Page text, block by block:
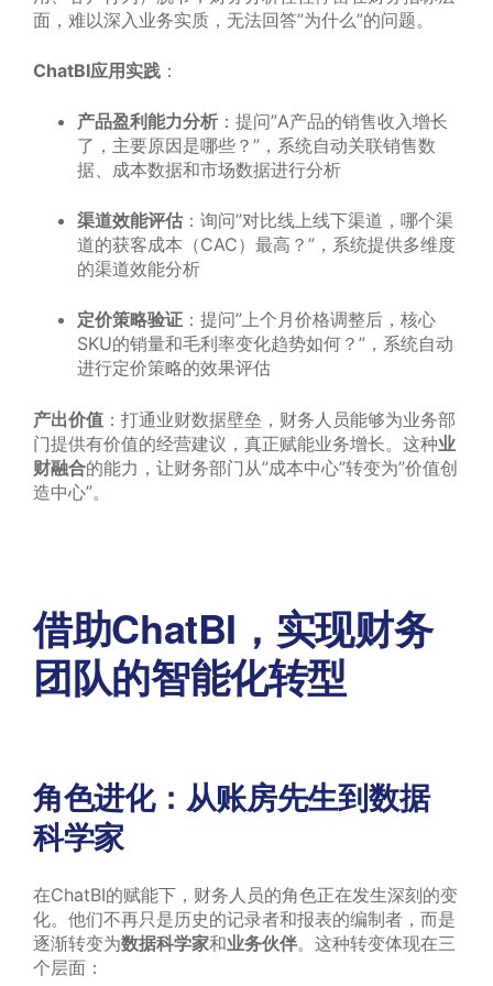
面，难以深入业务实质，无法回答”为什么”的问题。
ChatBI应用实践 ：
产品盈利能力分析 ：提问”A产品的销售收入增长
了，主要原因是哪些？”，系统自动关联销售数
据、成本数据和市场数据进行分析
渠道效能评估 ：询问”对比线上线下渠道，哪个渠
道的获客成本（CAC）最高？”，系统提供多维度
的渠道效能分析
定价策略验证 ：提问”上个月价格调整后，核心
SKU的销量和毛利率变化趋势如何？”，系统自动
进行定价策略的效果评估
产出价值 ：打通业财数据壁垒，财务人员能够为业务部
门提供有价值的经营建议，真正赋能业务增长。这种业
财融合的能力，让财务部门从”成本中心”转变为”价值创
造中心”。
借助ChatBI，实现财务
团队的智能化转型
角色进化：从账房先生到数据
科学家
在ChatBI的赋能下，财务人员的角色正在发生深刻的变
化。他们不再只是历史的记录者和报表的编制者，而是
逐渐转变为数据科学家和业务伙伴。这种转变体现在三
个层面：